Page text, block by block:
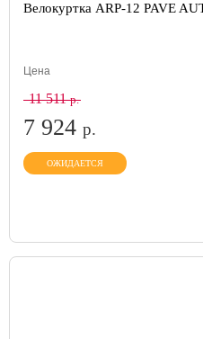
Велокуртка ARP-12 PAVE
Цена
11 511р.
7 924 р.
ОЖИДАЕТСЯ